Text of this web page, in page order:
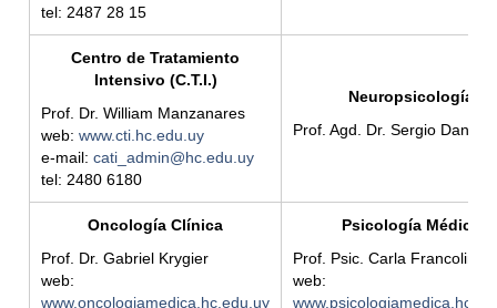
tel: 2487 28 15
Centro de Tratamiento
Intensivo (C.T.I.)
Prof. Dr. William Manzanares
web:www.cti.hc.edu.uy
e-mail:cati_admin@hc.edu.uy
tel: 2480 6180
Neuropsicología
Prof. Agd. Dr. Sergio Dansilio
Oncología Clínica
Prof. Dr. Gabriel Krygier
web:
www.oncologiamedica.hc.edu.uy
Psicología Médica
Prof. Psic. Carla Francolino
web: